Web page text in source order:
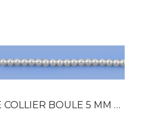
Dans mon panier
APERÇU RAPIDE
BOULE 5 MM ARGENT 925